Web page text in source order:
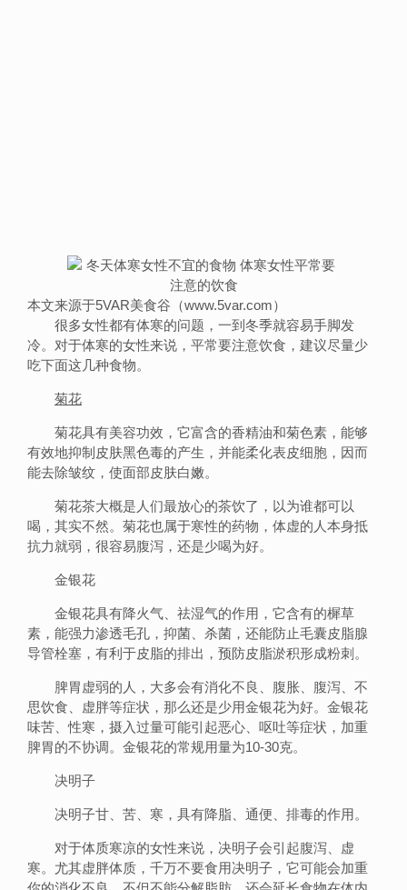
本文来源于5VAR美食谷（www.5var.com）
很多女性都有体寒的问题，一到冬季就容易手脚发
冷。对于体寒的女性来说，平常要注意饮食，建议尽量少
吃下面这几种食物。
菊花
菊花具有美容功效，它富含的香精油和菊色素，能够
有效地抑制皮肤黑色毒的产生，并能柔化表皮细胞，因而
能去除皱纹，使面部皮肤白嫩。
菊花茶大概是人们最放心的茶饮了，以为谁都可以
喝，其实不然。菊花也属于寒性的药物，体虚的人本身抵
抗力就弱，很容易腹泻，还是少喝为好。
金银花
金银花具有降火气、祛湿气的作用，它含有的樨草
素，能强力渗透毛孔，抑菌、杀菌，还能防止毛囊皮脂腺
导管栓塞，有利于皮脂的排出，预防皮脂淤积形成粉刺。
脾胃虚弱的人，大多会有消化不良、腹胀、腹泻、不
思饮食、虚胖等症状，那么还是少用金银花为好。金银花
味苦、性寒，摄入过量可能引起恶心、呕吐等症状，加重
脾胃的不协调。金银花的常规用量为10-30克。
决明子
决明子甘、苦、寒，具有降脂、通便、排毒的作用。
对于体质寒凉的女性来说，决明子会引起腹泻、虚
寒。尤其虚胖体质，千万不要食用决明子，它可能会加重